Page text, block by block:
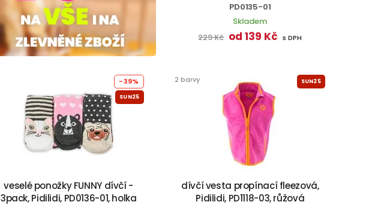
PD0135-01
Skladem
229 Kč od 139 Kč s DPH
-39%
SUN25
veselé ponožky FUNNY dívčí -
3pack, Pidilidi, PD0136-01, holka
2 barvy SUN25
dívčí vesta propínací fleezová,
Pidilidi, PD1118-03, růžová